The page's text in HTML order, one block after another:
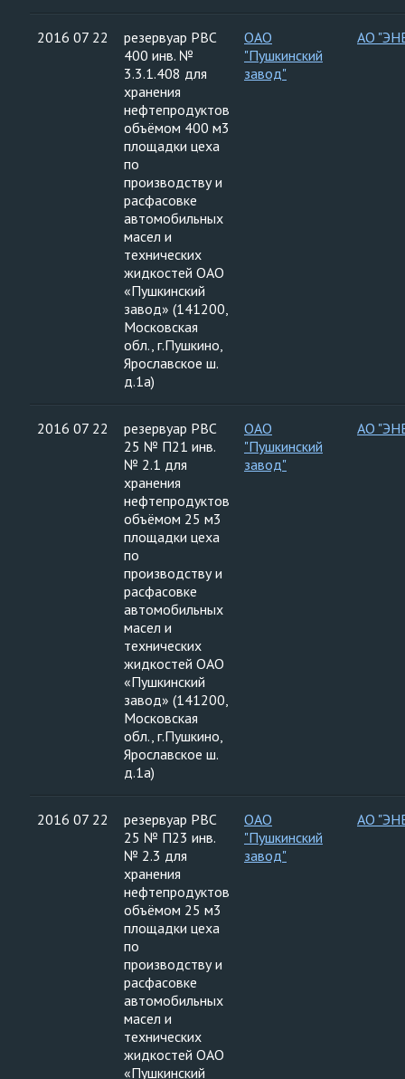
2016 07 22
резервуар РВС
400 инв. №
3.3.1.408 для
хранения
нефтепродуктов
объёмом 400 м3
площадки цеха
по
производству и
расфасовке
автомобильных
масел и
технических
жидкостей ОАО
«Пушкинский
завод» (141200,
Московская
обл., г.Пушкино,
Ярославское ш.
д.1а)
ОАО
"Пушкинский
завод"
АО
2016 07 22
резервуар РВС
25 № П21 инв.
№ 2.1 для
хранения
нефтепродуктов
объёмом 25 м3
площадки цеха
по
производству и
расфасовке
автомобильных
масел и
технических
жидкостей ОАО
«Пушкинский
завод» (141200,
Московская
обл., г.Пушкино,
Ярославское ш.
д.1а)
ОАО
"Пушкинский
завод"
АО
2016 07 22
резервуар РВС
25 № П23 инв.
№ 2.3 для
хранения
нефтепродуктов
объёмом 25 м3
площадки цеха
по
производству и
расфасовке
автомобильных
масел и
технических
жидкостей ОАО
«Пушкинский
ОАО
"Пушкинский
завод"
АО